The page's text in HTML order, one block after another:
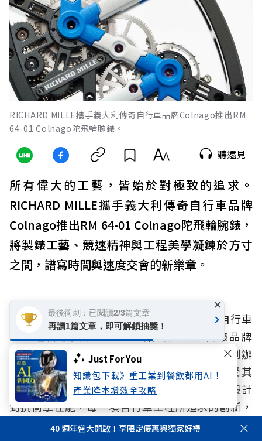
Just For You
知識包下載》重工業到餐飲都用AI！
產業降本增效全攻略
RICHARD MILLE攜手義大利傳奇自行車品牌Colnago推出RM
64-01 Colnago陀飛輪腕錶。
聽遠見
所有偉大的工藝，皆始於對極致的追求。
RICHARD MILLE攜手義大利傳奇自行車品牌
Colnago推出RM 64-01 Colnago陀飛輪腕錶，
將製錶工藝、競速精神與工程美學凝鍊於方寸
之間，譜寫時間與速度交會的新樂章。
靈感，總在不同領域的工藝之間流動，就像自行車
的工程智慧與競技精神，始終是高級製錶品牌
RICHARD MILLE持續創新的重要養分。品牌創辦
人Richard Mille長年熱愛自行車運動，亦深受其
機械結構與競技精神啟發。從材料科技、輕量設計
到抗衝擊性能，每一項自行車工程所追求的創新，
皆與RICHARD MILLE打造運動腕錶的核心理念相
40 週年盛大開啟！享限定優惠與獨家好禮
最後衝刺：已閱讀2/3篇文章
再讀1篇文章，即可解鎖抽獎！
×